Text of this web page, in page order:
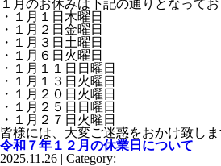
１月のお休みは下記の通りとなってお
・１月１日木曜日
・１月２日金曜日
・１月３日土曜日
・１月６日火曜日
・１月１１日日曜日
・１月１３日火曜日
・１月２０日火曜日
・１月２５日日曜日
・１月２７日火曜日
皆様には、大変ご迷惑をおかけ致し
令和７年１２月の休業日について
2025.11.26 | Category: